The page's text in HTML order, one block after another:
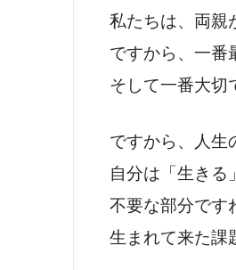
私たちは、両親
ですから、一番
そして一番大切
ですから、人生
自分は「生きる
不要な部分です
生まれて来た課